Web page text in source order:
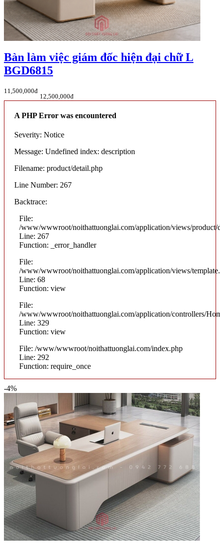
Bàn làm việc giám đốc hiện đại chữ L
BGD6815
11,500,000đ
12,500,000đ
A PHP Error was encountered
Severity: Notice
Message: Undefined index: description
Filename: product/detail.php
Line Number: 267
Backtrace:
File:
/www/wwwroot/noithattuonglai.com/application/views/product/
Line: 267
Function: _error_handler
File:
/www/wwwroot/noithattuonglai.com/application/views/
Line: 68
Function: view
File:
/www/wwwroot/noithattuonglai.com/application/controllers/
Line: 329
Function: view
File: /www/wwwroot/noithattuonglai.com/index.php
Line: 292
Function: require_once
-4%